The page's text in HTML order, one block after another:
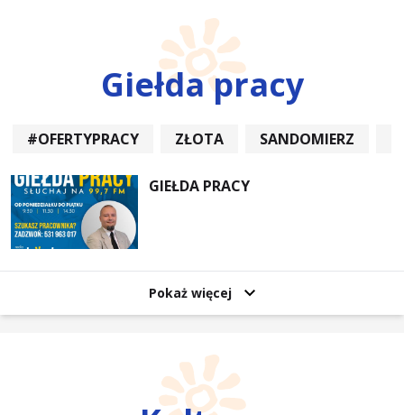
Giełda pracy
#OFERTYPRACY ZŁOTA SANDOMIERZ
GIEŁDA PRACY
Pokaż więcej